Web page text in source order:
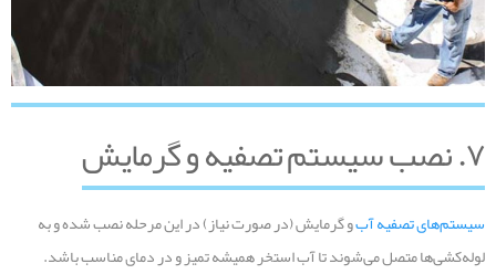
۷. نصب سیستم تصفیه و گرمایش
سیستم‌های تصفیه آبو گرمایش (در صورت نیاز) در این مرحله نصب شده و به
لوله‌کشی‌ها متصل می‌شوند تا آب استخر همیشه تمیز و در دمای مناسب باشد.